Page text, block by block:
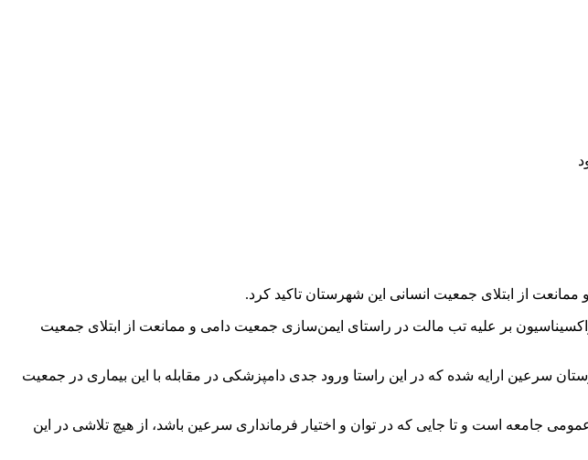
از ابتلای جمعیت انسانی این شهرستان تاکید کرد.
بر علیه تب مالت در راستای ایمن‌سازی جمعیت دامی و ممانعت از ابتلای جمعیت
سرعین ارایه شده که در این راستا ورود جدی دامپزشکی در مقابله با این بیماری در جمعیت
جامعه است و تا جایی که در توان و اختیار فرمانداری سرعین باشد، از هیچ تلاشی در این